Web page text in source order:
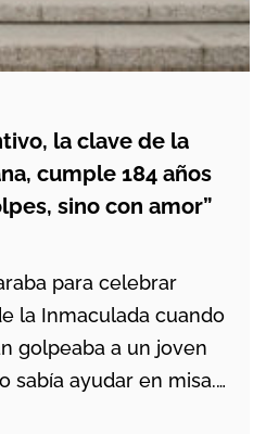
la clave de la
cumple 184 años
sino con amor”
para celebrar
la Inmaculada cuando
golpeaba a un joven
sabía ayudar en misa.
y atendió al chico,